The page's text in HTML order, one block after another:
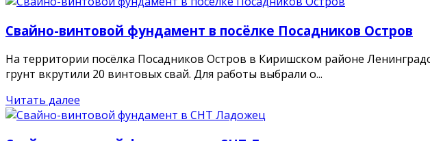
Свайно-винтовой фундамент в посёлке Посадников Остров
На территории посёлка Посадников Остров в Киришском районе
грунт вкрутили 20 винтовых свай. Для работы выбрали о...
Читать далее